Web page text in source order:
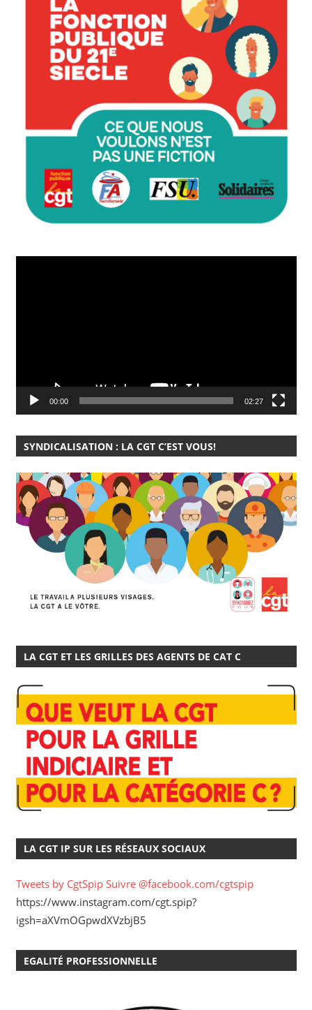
00:00 02:27
SYNDICALISATION : LA CGT C’EST VOUS!
LA CGT ET LES GRILLES DES AGENTS DE CAT C
LA CGT IP SUR LES RÉSEAUX SOCIAUX
Tweets by CgtSpip Suivre @facebook.com/cgtspip
https://www.instagram.com/cgt.spip?
igsh=aXVmOGpwdXVzbjB5
EGALITÉ PROFESSIONNELLE